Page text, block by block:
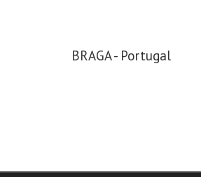
BRAGA - Portugal